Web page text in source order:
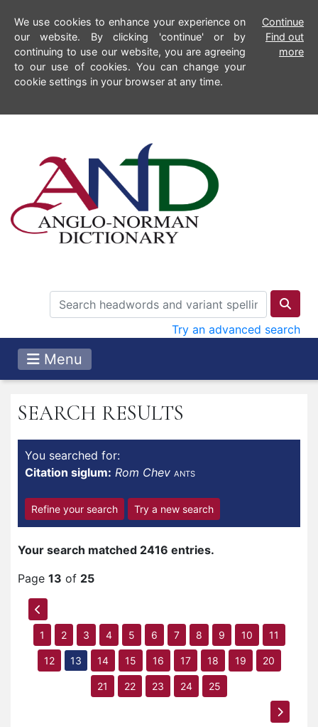
We use cookies to enhance your experience on
our website. By clicking 'continue' or by
continuing to use our website, you are agreeing
to our use of cookies. You can change your
cookie settings in your browser at any time.
Continue
Find out
more
Try an advanced search
Menu
SEARCH RESULTS
You searched for:
Citation siglum: Rom Chev ANTS
Refine your search Try a new search
Your search matched 2416 entries.
Page 13 of 25
1 2 3 4 5 6 7 8 9 10 11
12 13 14 15 16 17 18 19 20
21 22 23 24 25